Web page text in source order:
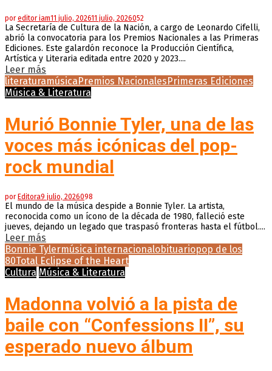
poreditor iam11 julio, 202611 julio, 2026052
La Secretaría de Cultura de la Nación, a cargo de Leonardo Cifelli,
abrió la convocatoria para los Premios Nacionales a las Primeras
Ediciones. Este galardón reconoce la Producción Científica,
Artística y Literaria editada entre 2020 y 2023....
Leer más
literaturamúsicaPremios NacionalesPrimeras Ediciones
Música & Literatura
Murió Bonnie Tyler, una de las
voces más icónicas del pop-
rock mundial
porEditora9 julio, 2026098
El mundo de la música despide a Bonnie Tyler. La artista,
reconocida como un ícono de la década de 1980, falleció este
jueves, dejando un legado que traspasó fronteras hasta el fútbol....
Leer más
Bonnie Tylermúsica internacionalobituariopop de los
80Total Eclipse of the Heart
Cultura Música & Literatura
Madonna volvió a la pista de
baile con “Confessions II”, su
esperado nuevo álbum